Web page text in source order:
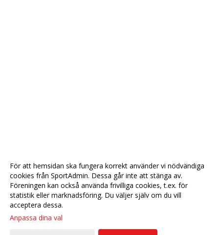
För att hemsidan ska fungera korrekt använder vi nödvändiga
cookies från SportAdmin. Dessa går inte att stänga av.
Föreningen kan också använda frivilliga cookies, t.ex. för
statistik eller marknadsföring. Du väljer själv om du vill
acceptera dessa.
Anpassa dina val